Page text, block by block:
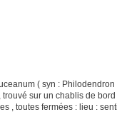
( syn :
sur un chablis de
, toutes fermées : lieu :